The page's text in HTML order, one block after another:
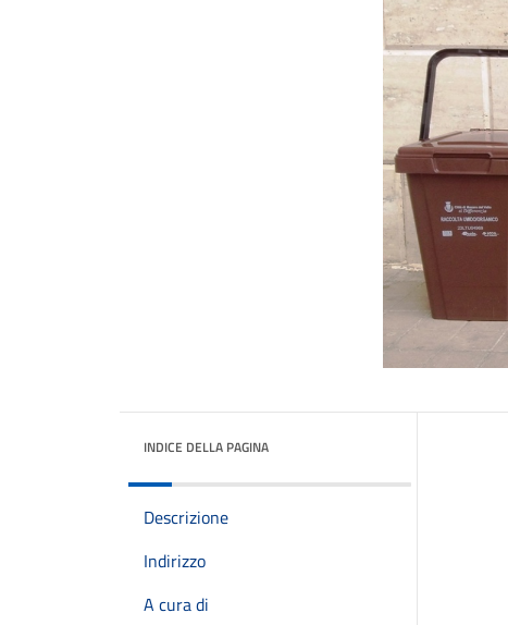
INDICE DELLA PAGINA
Descrizione
Indirizzo
A cura di